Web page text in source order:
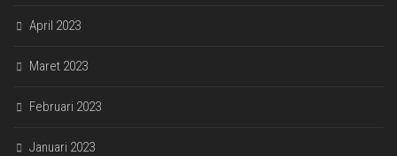
April 2023
Maret 2023
Februari 2023
Januari 2023